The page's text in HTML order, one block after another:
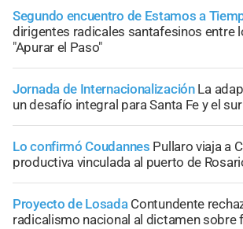
Segundo encuentro de Estamos a
dirigentes radicales santafesinos entre
"Apurar el Paso"
Jornada de Internacionalización La
un desafío integral para Santa Fe y el
Lo confirmó Coudannes Pullaro viaja a
productiva vinculada al puerto de
Proyecto de Losada Contundente
radicalismo nacional al dictamen sobre